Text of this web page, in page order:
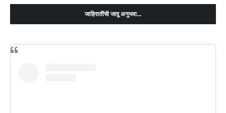
जाहिरातींची जादू अनुभवा...